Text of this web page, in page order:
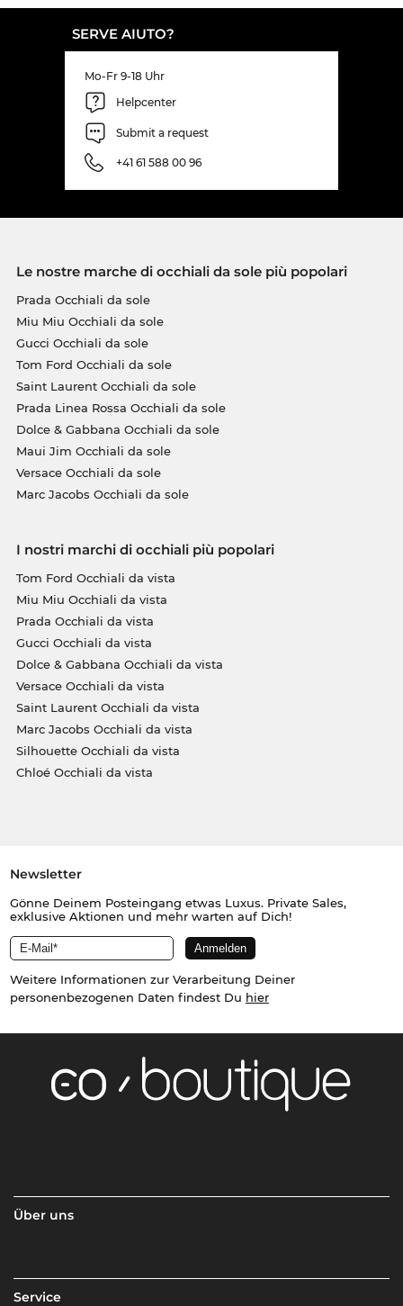
SERVE AIUTO?
Mo-Fr 9-18 Uhr
Helpcenter
Submit a request
+41 61 588 00 96
Le nostre marche di occhiali da sole più popolari
Prada Occhiali da sole
Miu Miu Occhiali da sole
Gucci Occhiali da sole
Tom Ford Occhiali da sole
Saint Laurent Occhiali da sole
Prada Linea Rossa Occhiali da sole
Dolce & Gabbana Occhiali da sole
Maui Jim Occhiali da sole
Versace Occhiali da sole
Marc Jacobs Occhiali da sole
I nostri marchi di occhiali più popolari
Tom Ford Occhiali da vista
Miu Miu Occhiali da vista
Prada Occhiali da vista
Gucci Occhiali da vista
Dolce & Gabbana Occhiali da vista
Versace Occhiali da vista
Saint Laurent Occhiali da vista
Marc Jacobs Occhiali da vista
Silhouette Occhiali da vista
Chloé Occhiali da vista
Newsletter
Gönne Deinem Posteingang etwas Luxus. Private Sales,
exklusive Aktionen und mehr warten auf Dich!
Weitere Informationen zur Verarbeitung Deiner
personenbezogenen Daten findest Du hier
Über uns
Service